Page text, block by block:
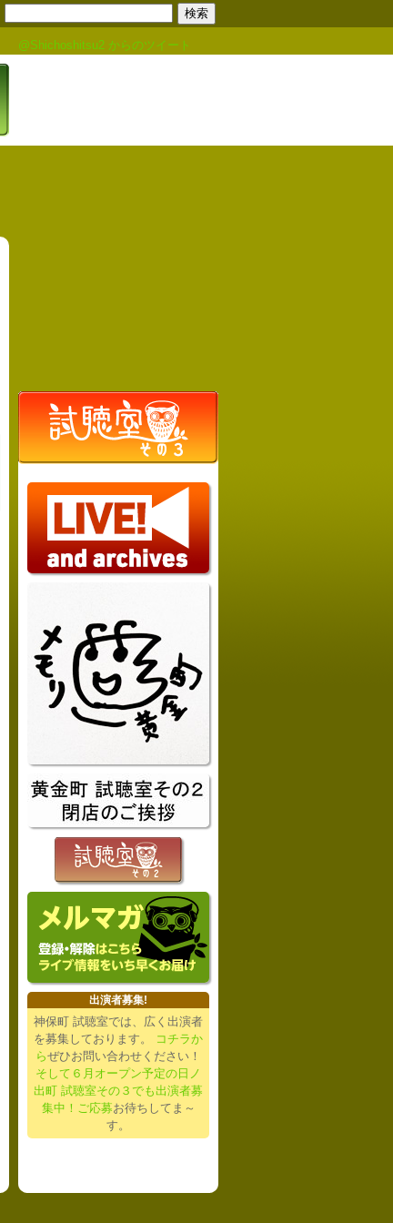
出演者募集!
神保町 試聴室では、広く出演者
を募集しております。
コチラか
らぜひお問い合わせください！
そして６月オープン予定の日ノ
出町 試聴室その３でも出演者募
集中！ご応募お待ちしてま～
す。
@Shichoshitsu2 からのツイート